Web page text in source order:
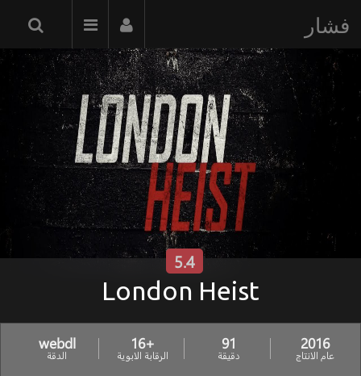
فشار
London Heist
5.4
2016
عام الانتاج
91
دقيقة
+16
الرقابة الابوية
webdl
الدقة